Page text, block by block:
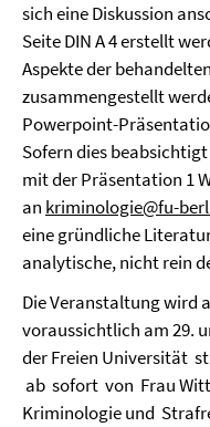
sich eine Diskussion
Seite DIN A 4 erstellt
Aspekte der
zusammengestellt
Powerpoint-
Sofern dies
mit der Präsentation 1
an kriminologie@fu-
eine gründliche
analytische, nicht rein
Die Veranstaltung wird
voraussichtlich am 29.
der Freien Universität
ab sofort von Frau
Kriminologie und S